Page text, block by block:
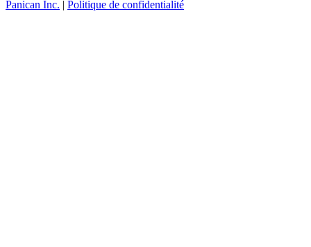
Panican Inc. | Politique de confidentialité